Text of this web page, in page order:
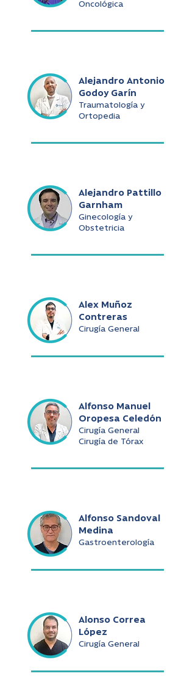
Oncológica
Alejandro Antonio
Godoy Garín
Traumatología y
Ortopedia
Alejandro Pattillo
Garnham
Ginecología y
Obstetricia
Alex Muñoz
Contreras
Cirugía General
Alfonso Manuel
Oropesa Celedón
Cirugía General
Cirugía de Tórax
Alfonso Sandoval
Medina
Gastroenterología
Alonso Correa
López
Cirugía General